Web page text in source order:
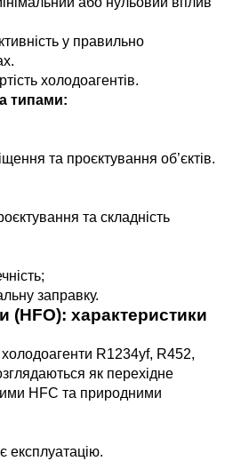
у правильно
холодоагентів.
типами:
та проєктування об’єктів.
та складність
заправку.
(HFO): характеристики
R1234yf, R452,
як перехідне
HFC та природними
експлуатацію.